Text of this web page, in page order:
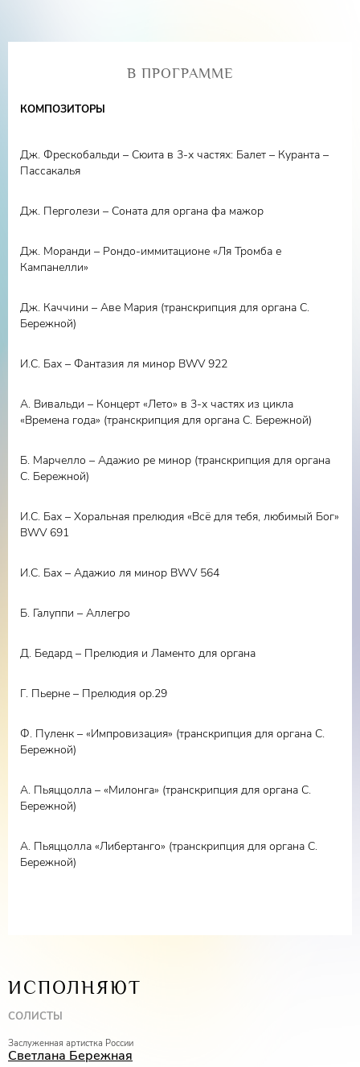
первый взгляд кажется привычным и будничным. А
дуэт? Приглашаем Вас насладиться ансамблем музыки
В ПРОГРАММЕ
КОМПОЗИТОРЫ
Дж. Фрескобальди – Сюита в 3-х частях: Балет – Куранта –
Пассакалья
Дж. Перголези – Соната для органа фа мажор
Дж. Моранди – Рондо-иммитационе «Ля Тромба е
Кампанелли»
Дж. Каччини – Аве Мария (транскрипция для органа С.
Бережной)
И.С. Бах – Фантазия ля минор BWV 922
А. Вивальди – Концерт «Лето» в 3-х частях из цикла
«Времена года» (транскрипция для органа С. Бережной)
Б. Марчелло – Адажио ре минор (транскрипция для органа
С. Бережной)
И.С. Бах – Хоральная прелюдия «Всё для тебя, любимый Бог»
BWV 691
И.С. Бах – Адажио ля минор BWV 564
Б. Галуппи – Аллегро
Д. Бедард – Прелюдия и Ламенто для органа
Г. Пьерне – Прелюдия ор.29
Ф. Пуленк – «Импровизация» (транскрипция для органа С.
Бережной)
А. Пьяццолла – «Милонга» (транскрипция для органа С.
Бережной)
А. Пьяццолла «Либертанго» (транскрипция для органа С.
Бережной)
ИСПОЛНЯЮТ
СОЛИСТЫ
Заслуженная артистка России
Светлана Бережная